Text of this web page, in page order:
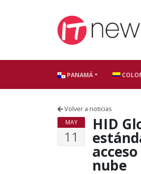
PANAMÁ
Volver a noticias
MAY
11
HID
nube